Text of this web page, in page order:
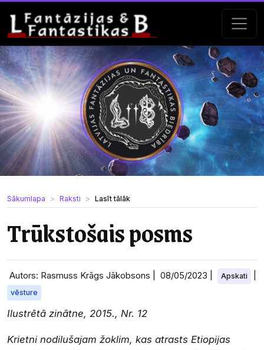
Sākumlapa Raksti Lasīt tālāk
Trūkstošais posms
Autors: Rasmuss Krāgs Jākobsons | 08/05/2023 Apskati
vēsture
Ilustrētā zinātne, 2015., Nr. 12
Krietni nodilušajam žoklim, kas atrasts Etiopijas